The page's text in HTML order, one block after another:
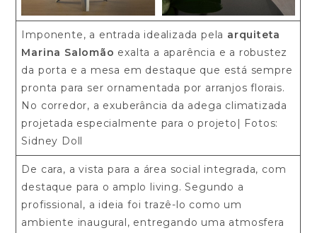
Imponente, a entrada idealizada pela arquiteta
Marina Salomão exalta a aparência e a robustez
da porta e a mesa em destaque que está sempre
pronta para ser ornamentada por arranjos florais.
No corredor, a exuberância da adega climatizada
projetada especialmente para o projeto| Fotos:
Sidney Doll
De cara, a vista para a área social integrada, com
destaque para o amplo living. Segundo a
profissional, a ideia foi trazê-lo como um
ambiente inaugural, entregando uma atmosfera